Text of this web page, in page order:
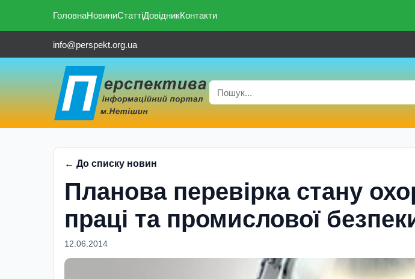
ГоловнаНовиниСтаттіДовідникКонтакти
info@perspekt.org.ua
← До списку новин
Планова пере­вірка стану
праці та промислової
12.06.2014